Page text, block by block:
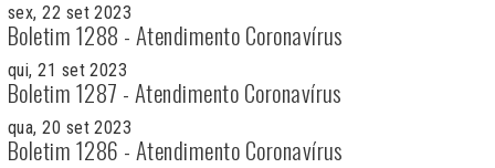
sex, 22 set 2023
Boletim 1288 - Atendimento Coronavírus
qui, 21 set 2023
Boletim 1287 - Atendimento Coronavírus
qua, 20 set 2023
Boletim 1286 - Atendimento Coronavírus